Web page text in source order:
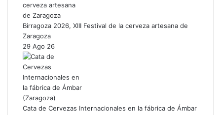
Birragoza 2026, XIII Festival de la cerveza artesana de
Zaragoza
29 Ago 26
Cata de Cervezas Internacionales en la fábrica de Ámbar